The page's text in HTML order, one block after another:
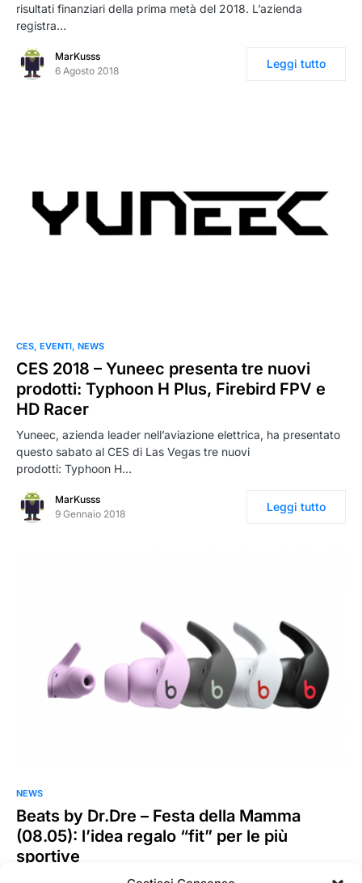
risultati finanziari della prima metà del 2018. L’azienda
registra…
MarKusss
6 Agosto 2018
Leggi tutto
CES EVENTI NEWS
CES 2018 – Yuneec presenta tre nuovi
prodotti: Typhoon H Plus, Firebird FPV e
HD Racer
Yuneec, azienda leader nell’aviazione elettrica, ha presentato
questo sabato al CES di Las Vegas tre nuovi
prodotti: Typhoon H…
MarKusss
9 Gennaio 2018
Leggi tutto
NEWS
Beats by Dr.Dre – Festa della Mamma
(08.05): l’idea regalo “fit” per le più
sportive